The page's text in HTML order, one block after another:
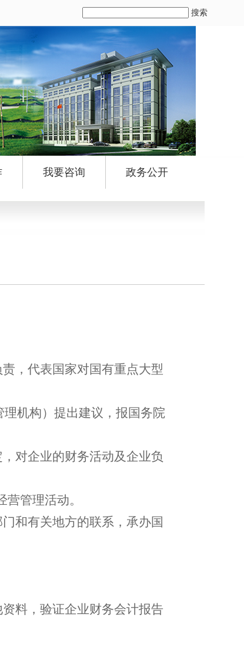
搜索
我要咨询 政务公开
，代表国家对国有重点大型
机构）提出建议，报国务院
对企业的财务活动及企业负
管理活动。
和有关地方的联系，承办国
料，验证企业财务会计报告